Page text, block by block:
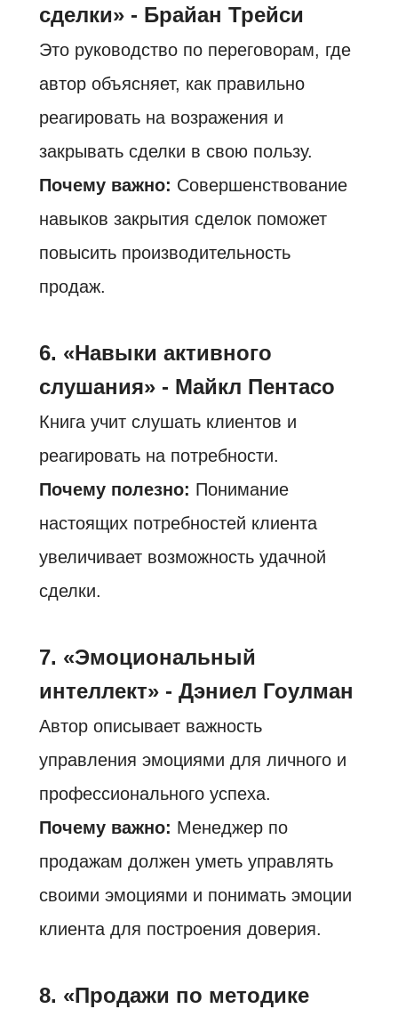
сделки» - Брайан Трейси
Это руководство по переговорам, где
автор объясняет, как правильно
реагировать на возражения и
закрывать сделки в свою пользу.
Почему важно: Совершенствование
навыков закрытия сделок поможет
повысить производительность
продаж.
6. «Навыки активного
слушания» - Майкл Пентасо
Книга учит слушать клиентов и
реагировать на потребности.
Почему полезно: Понимание
настоящих потребностей клиента
увеличивает возможность удачной
сделки.
7. «Эмоциональный
интеллект» - Дэниел Гоулман
Автор описывает важность
управления эмоциями для личного и
профессионального успеха.
Почему важно: Менеджер по
продажам должен уметь управлять
своими эмоциями и понимать эмоции
клиента для построения доверия.
8. «Продажи по методике